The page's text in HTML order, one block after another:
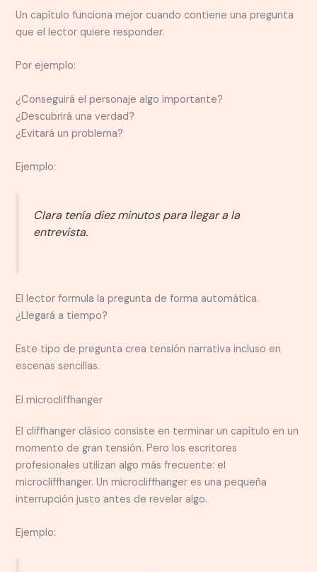
Un capítulo funciona mejor cuando contiene una pregunta
que el lector quiere responder.
Por ejemplo:
¿Conseguirá el personaje algo importante?
¿Descubrirá una verdad?
¿Evitará un problema?
Ejemplo:
Clara tenía diez minutos para llegar a la
entrevista.
El lector formula la pregunta de forma automática.
¿Llegará a tiempo?
Este tipo de pregunta crea tensión narrativa incluso en
escenas sencillas.
El microcliffhanger
El cliffhanger clásico consiste en terminar un capítulo en un
momento de gran tensión. Pero los escritores
profesionales utilizan algo más frecuente: el
microcliffhanger. Un microcliffhanger es una pequeña
interrupción justo antes de revelar algo.
Ejemplo: